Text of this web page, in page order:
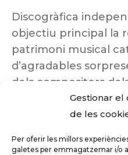
Gestionar
de les
Per oferir les millors
galetes per emmagatzemar i/o
Discogràfica
objectiu principal la
patrimoni musical
d’agradables
dels compositors dels
insuficientment